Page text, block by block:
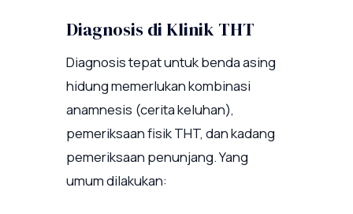
Diagnosis di Klinik THT
Diagnosis tepat untuk benda asing
hidung memerlukan kombinasi
anamnesis (cerita keluhan),
pemeriksaan fisik THT, dan kadang
pemeriksaan penunjang. Yang
umum dilakukan: